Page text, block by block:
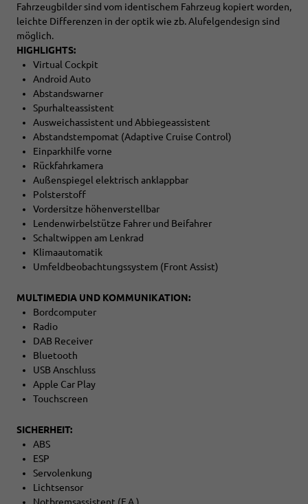
Fahrzeugbilder sind vom identischem Fahrzeug kopiert worden,
leichte Differenzen in der optik wie zb. Alufelgendesign sind
möglich.
HIGHLIGHTS:
Virtual Cockpit
Android Auto
Abstandswarner
Spurhalteassistent
Ausweichassistent und Abbiegeassistent
Abstandstempomat (Adaptive Cruise Control)
Einparkhilfe vorne
Rückfahrkamera
Außenspiegel elektrisch anklappbar
Polsterstoff
Vordersitze höhenverstellbar
Lendenwirbelstütze Fahrer und Beifahrer
Schaltwippen am Lenkrad
Klimaautomatik
Umfeldbeobachtungssystem (Front Assist)
MULTIMEDIA UND KOMMUNIKATION:
Bordcomputer
Radio
DAB Receiver
Bluetooth
USB Anschluss
Apple Car Play
Touchscreen
SICHERHEIT:
ABS
ESP
Servolenkung
Lichtsensor